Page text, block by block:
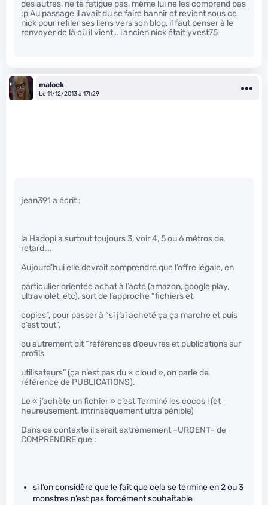
des autres, ne te fatigue pas, même lui ne les comprend pas
:p Au passage il avait du se faire bannir et revient sous ce
nick pour refiler ses liens vers son blog, il faut penser à le
renvoyer de là où il vient… l’ancien nick était yvest75
malock
Le 11/12/2013 à 17h29
jean391 a écrit :
la Hadopi a surtout toujours 3, voir 4, 5 ou 6 métros de
retard….
Aujourd’hui elle devrait comprendre que l’offre légale, en
particulier orientée achat à l’acte (amazon, google play,
ultraviolet, etc), sort de l’approche “fichiers et
copies”, pour passer à “si j’ai acheté ça ça marche et puis
c’est tout”,
ou autrement dit “références d’oeuvres et publications sur
profils
utilisateurs” (ça n’est pas du « cloud », on parle de
référence de PUBLICATIONS).
Le « j’achète un fichier » c’est Terminé les cocos ! (et
heureusement, intrinsèquement ultra pénible)
Dans ce contexte il serait extrêmement –URGENT– de
COMPRENDRE que :
si l’on considère que le fait que cela se termine en 2 ou 3
monstres n’est pas forcément souhaitable